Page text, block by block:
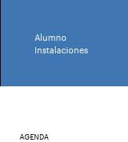
Alumno
Instalaciones
AGENDA